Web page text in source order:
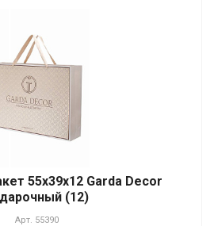
55х39х12 Garda Decor
(12)
Арт. 55390